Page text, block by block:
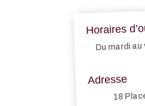
Horaires
Du mardi
Adresse
18